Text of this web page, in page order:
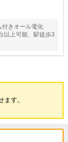
きオール電化
以上可能、駅徒歩3
ます。